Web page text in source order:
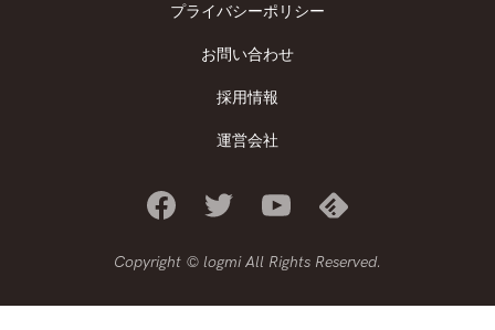
プライバシーポリシー
お問い合わせ
採用情報
運営会社
Copyright © logmi All Rights Reserved.